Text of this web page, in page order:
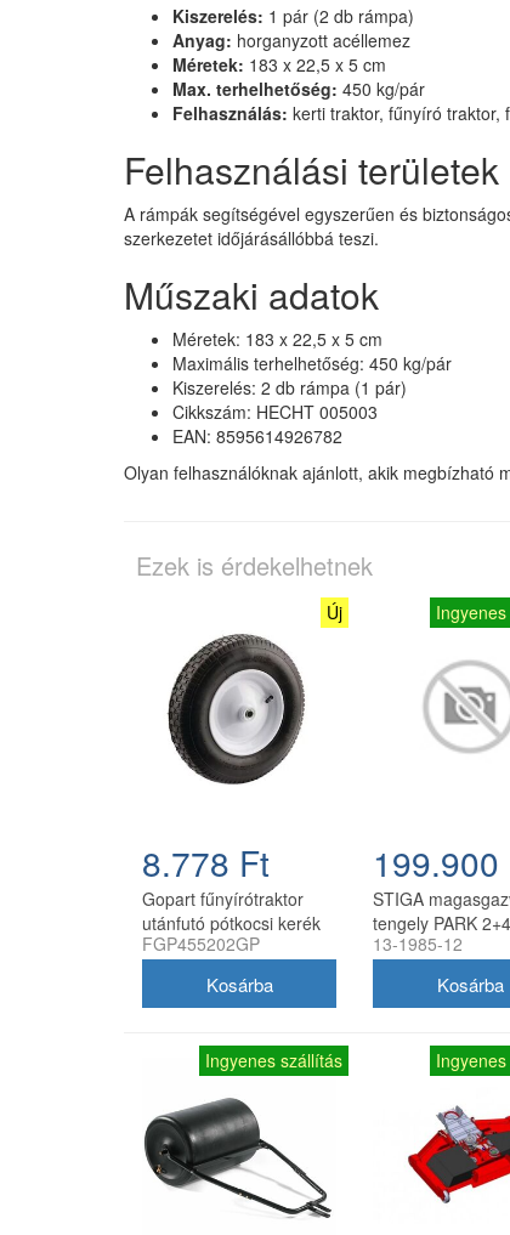
Kiszerelés: 1 pár (2 db rámpa)
Anyag: horganyzott acéllemez
Méretek: 183 x 22,5 x 5 cm
Max. terhelhetőség: 450 kg/pár
Felhasználás: kerti traktor, fűnyíró traktor,
Felhasználási területek
A rámpák segítségével egyszerűen és
szerkezetet időjárásállóbbá teszi.
Műszaki adatok
Méretek: 183 x 22,5 x 5 cm
Maximális terhelhetőség: 450 kg/pár
Kiszerelés: 2 db rámpa (1 pár)
Cikkszám: HECHT 005003
EAN: 8595614926782
Olyan felhasználóknak ajánlott, akik megbízható
Ezek is érdekelhetnek
Új
8.778 Ft
Gopart fűnyírótraktor
utánfutó pótkocsi kerék
4.80/4.00-8, 8 col, 16
FGP455202GP
199.900
STIGA
tengely PARK
frontkaszás fűnyíró
tengely késekkel)
13-1985-12
Ingyenes szállítás